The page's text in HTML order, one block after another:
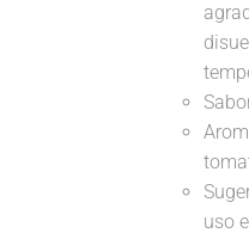
uso